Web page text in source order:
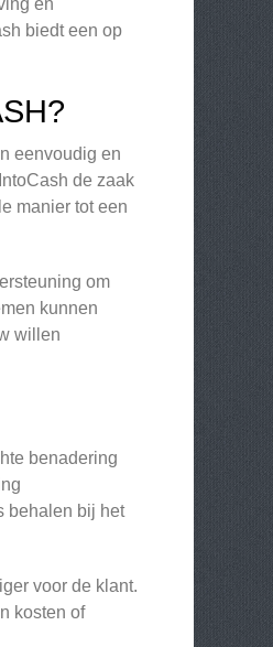
en
biedt een op
eenvoudig en
de zaak
manier tot een
om
kunnen
willen
benadering
behalen bij het
voor de klant.
kosten of